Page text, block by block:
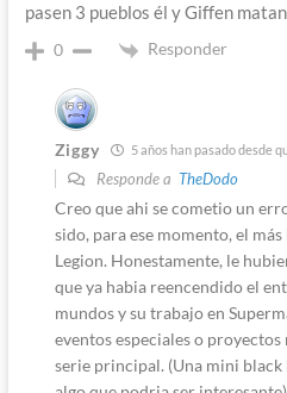
pasen 3 pueblos él y Giffen
0 Responder
Ziggy 5 años han pasado desde
Responde a TheDodo
Creo que ahi se cometio un
sido, para ese momento, el
Legion. Honestamente, le
que ya habia reencendido el
mundos y su trabajo en
eventos especiales o
serie principal. (Una mini